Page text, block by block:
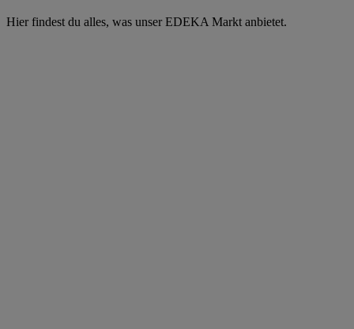
Hier findest du alles, was unser EDEKA Markt anbietet.